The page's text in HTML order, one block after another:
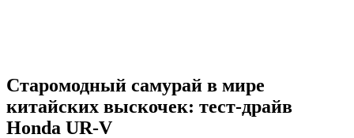
Старомодный самурай в мире
китайских выскочек: тест-драйв
Honda UR-V